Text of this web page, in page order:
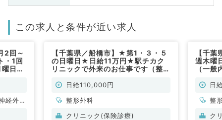
この求人と条件が近い求人
2回～
・1回
日・
経外
【千葉県／船橋市】★第1・３・５
の日曜日★日給11万円★駅チカク
リニックで外来のお仕事です（整形
日給110,000円
整形外科
クリニック(保険診療)
【千
週木曜
（一
日
整
ク